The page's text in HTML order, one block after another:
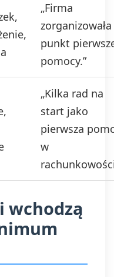
„Firma
zorganizowała
punkt
pomocy.”
„Kilka rad na
start jako
pierwsza
w
wchodzą